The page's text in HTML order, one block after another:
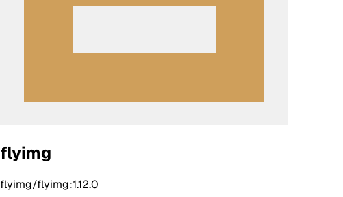
flyimg
flyimg/flyimg:1.12.0